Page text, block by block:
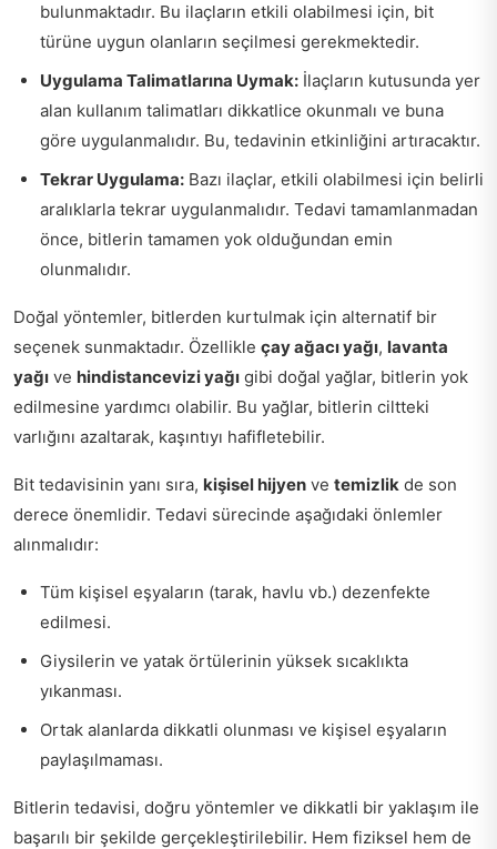
bulunmaktadır. Bu ilaçların etkili olabilmesi için, bit
türüne uygun olanların seçilmesi gerekmektedir.
Uygulama Talimatlarına Uymak: İlaçların kutusunda yer
alan kullanım talimatları dikkatlice okunmalı ve buna
göre uygulanmalıdır. Bu, tedavinin etkinliğini artıracaktır.
Tekrar Uygulama: Bazı ilaçlar, etkili olabilmesi için belirli
aralıklarla tekrar uygulanmalıdır. Tedavi tamamlanmadan
önce, bitlerin tamamen yok olduğundan emin
olunmalıdır.
Doğal yöntemler, bitlerden kurtulmak için alternatif bir
seçenek sunmaktadır. Özellikle çay ağacı yağı, lavanta
yağı ve hindistancevizi yağı gibi doğal yağlar, bitlerin yok
edilmesine yardımcı olabilir. Bu yağlar, bitlerin ciltteki
varlığını azaltarak, kaşıntıyı hafifletebilir.
Bit tedavisinin yanı sıra, kişisel hijyen ve temizlik de son
derece önemlidir. Tedavi sürecinde aşağıdaki önlemler
alınmalıdır:
Tüm kişisel eşyaların (tarak, havlu vb.) dezenfekte
edilmesi.
Giysilerin ve yatak örtülerinin yüksek sıcaklıkta
yıkanması.
Ortak alanlarda dikkatli olunması ve kişisel eşyaların
paylaşılmaması.
Bitlerin tedavisi, doğru yöntemler ve dikkatli bir yaklaşım ile
başarılı bir şekilde gerçekleştirilebilir. Hem fiziksel hem de